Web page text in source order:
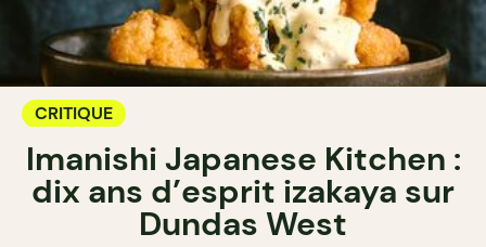
CRITIQUE
Imanishi Japanese Kitchen :
dix ans d’esprit izakaya sur
Dundas West